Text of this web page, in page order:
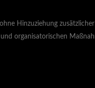
Hinzuziehung
organisatorischen